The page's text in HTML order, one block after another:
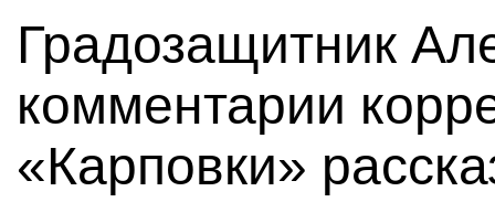
Градозащитник
комментарии
«Карповки»